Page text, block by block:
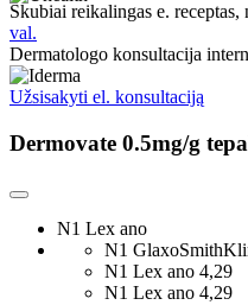
Skubiai reikalingas e. receptas,
val.
Dermatologo konsultacija
Užsisakyti el. konsultaciją
Dermovate 0.5mg/g
N1 Lex ano
N1
N1 Lex ano 4,29
N1 Lex ano 4,29